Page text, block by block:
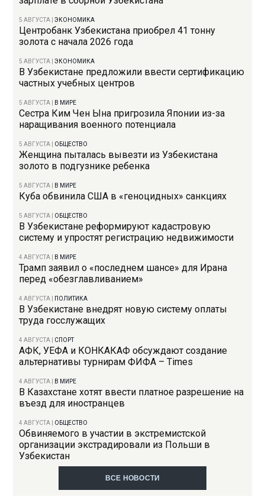
5 АВГУСТА |ЭКОНОМИКА
Центробанк Узбекистана приобрел 41 тонну
золота с начала 2026 года
5 АВГУСТА |ЭКОНОМИКА
В Узбекистане предложили ввести сертификацию
частных учебных центров
5 АВГУСТА В МИРЕ
Сестра Ким Чен Ына пригрозила Японии из-за
наращивания военного потенциала
5 АВГУСТА ОБЩЕСТВО
Женщина пыталась вывезти из Узбекистана
золото в подгузнике ребенка
5 АВГУСТА В МИРЕ
Куба обвинила США в «геноцидных» санкциях
5 АВГУСТА ОБЩЕСТВО
В Узбекистане реформируют кадастровую
систему и упростят регистрацию недвижимости
4 АВГУСТА В МИРЕ
Трамп заявил о «последнем шансе» для Ирана
перед «обезглавливанием»
4 АВГУСТА ПОЛИТИКА
В Узбекистане внедрят новую систему оплаты
труда госслужащих
4 АВГУСТА СПОРТ
АФК, УЕФА и КОНКАКАФ обсуждают создание
альтернативы турнирам ФИФА – Times
4 АВГУСТА В МИРЕ
В Казахстане хотят ввести платное разрешение на
въезд для иностранцев
4 АВГУСТА ОБЩЕСТВО
Обвиняемого в участии в экстремистской
организации экстрадировали из Польши в
Узбекистан
ВСЕ НОВОСТИ